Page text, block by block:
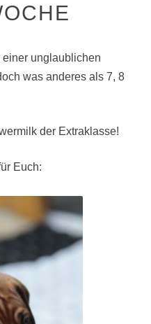
unglaublichen
was anderes als 7, 8
der Extraklasse!
Euch: